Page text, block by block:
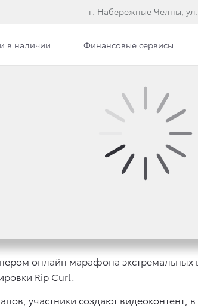
г. Набережные Челны,
в наличии Финансовые сервисы
онлайн марафона экстремальных
Rip Curl.
участники создают